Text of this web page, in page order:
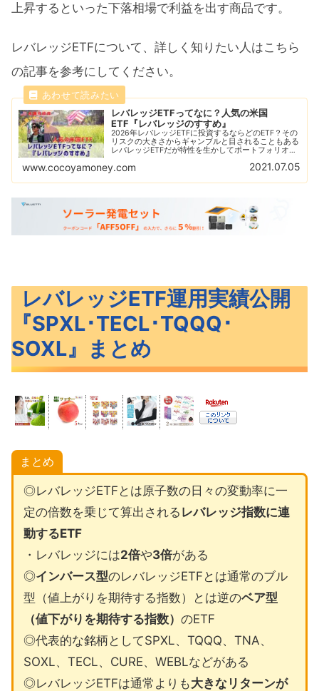
上昇するといった下落相場で利益を出す商品です。
レバレッジETFについて、詳しく知りたい人はこちら
の記事を参考にしてください。
レバレッジETFってなに？人気の米国
ETF『レバレッジのすすめ』
2026年レバレッジETFに投資するならどのETF？その
リスクの大きさからギャンブルと目されることもある
レバレッジETFだが特性を生かしてポートフォリオに
的なレバレッジETFの紹介と比較を解説！
www.cocoyamoney.com 2021.07.05
レバレッジETF運用実績公開
『SPXL･TECL･TQQQ･
SOXL』まとめ
まとめ
◎レバレッジETFとは原子数の日々の変動率に一
定の倍数を乗じて算出される レバレッジ指数に連
動するETF
・レバレッジには2倍や3倍がある
◎インバース型のレバレッジETFとは通常のブル
型（値上がりを期待する指数）とは逆のベア型
（値下がりを期待する指数） のETF
◎代表的な銘柄としてSPXL、TQQQ、TNA、
SOXL、TECL、CURE、WEBLなどがある
◎レバレッジETFは通常よりも大きなリターンが